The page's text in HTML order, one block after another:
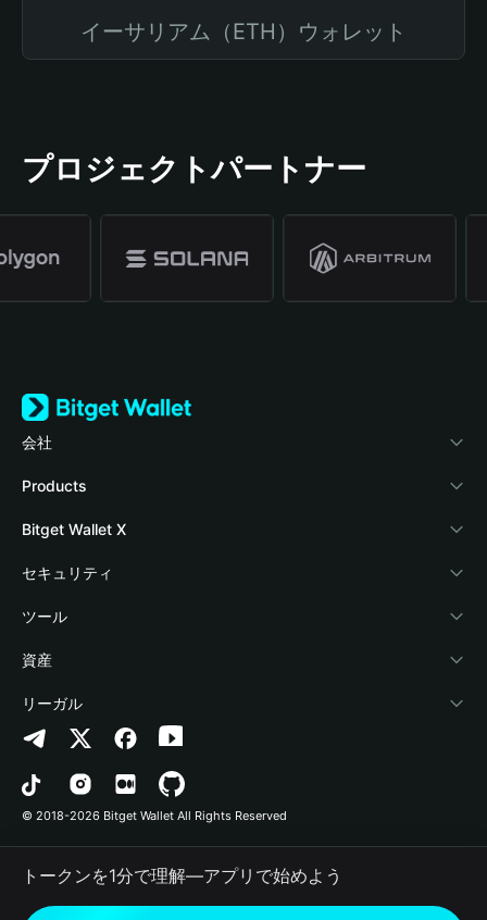
イーサリアム（ETH）ウォレット
プロジェクトパートナー
会社
Bitget Walletについて
ブログ
アカデミー
暗号資産ニュース
Help Center
お問い合わせ
ブランドリソース
キャリア
Products
Crypto Card
Stablecoin Earn
Payfi Crypto
Crypto Swap API
Altcoin Season Index
Prediction Markets
DApp
RWA
Bitget Wallet X
デベロッパー
ウォレットを接続
Bitget Wallet Pay
プロジェクトを掲載
セキュリティ
保護基金
セキュリティ技術
ツール
暗号資産を購入
認証検出
コントラクト検出
一括送金
資産
Arbitrum
Avalanche
Bitcoin
Polygon
リーガル
プライバシーポリシー
利用規約
© 2018-2026 Bitget Wallet All Rights Reserved
トークンを1分で理解―アプリで始めよう